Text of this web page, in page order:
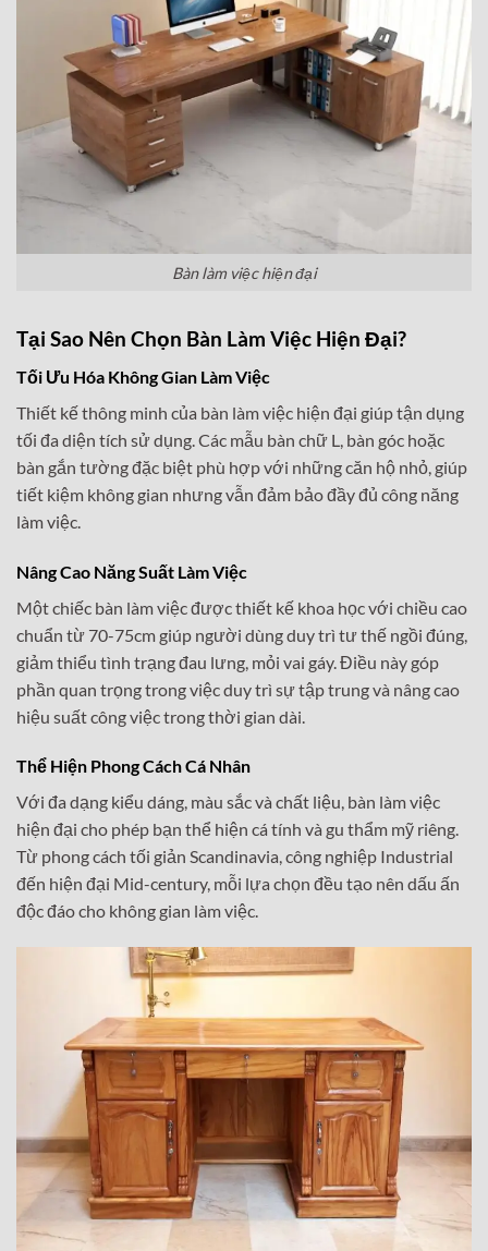
Bàn làm việc hiện đại
Tại Sao Nên Chọn Bàn Làm Việc Hiện Đại?
Tối Ưu Hóa Không Gian Làm Việc
Thiết kế thông minh của bàn làm việc hiện đại giúp tận dụng
tối đa diện tích sử dụng. Các mẫu bàn chữ L, bàn góc hoặc
bàn gắn tường đặc biệt phù hợp với những căn hộ nhỏ, giúp
tiết kiệm không gian nhưng vẫn đảm bảo đầy đủ công năng
làm việc.
Nâng Cao Năng Suất Làm Việc
Một chiếc bàn làm việc được thiết kế khoa học với chiều cao
chuẩn từ 70-75cm giúp người dùng duy trì tư thế ngồi đúng,
giảm thiểu tình trạng đau lưng, mỏi vai gáy. Điều này góp
phần quan trọng trong việc duy trì sự tập trung và nâng cao
hiệu suất công việc trong thời gian dài.
Thể Hiện Phong Cách Cá Nhân
Với đa dạng kiểu dáng, màu sắc và chất liệu, bàn làm việc
hiện đại cho phép bạn thể hiện cá tính và gu thẩm mỹ riêng.
Từ phong cách tối giản Scandinavia, công nghiệp Industrial
đến hiện đại Mid-century, mỗi lựa chọn đều tạo nên dấu ấn
độc đáo cho không gian làm việc.